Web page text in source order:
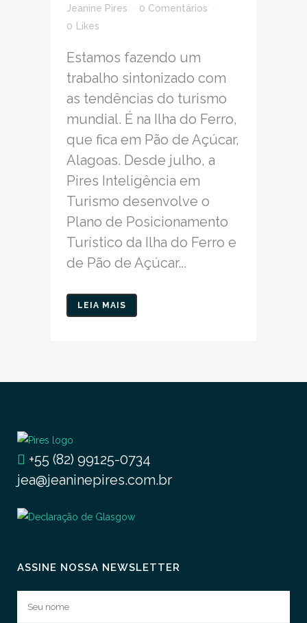
Jeanine Pires
0 Comentários
0
Likes
Estamos fazendo um
trabalho sintonizado com
as tendências do turismo
mundial. É na Ilha do Ferro,
que fica em Pão de Açúcar,
Alagoas. Desde julho, a
Pires Inteligência em
Turismo desenvolve o
Plano de Posicionamento
Turístico da Ilha do Ferro e
de Pão de Açúcar...
LEIA MAIS
+55 (82) 99125-0734
jea@jeaninepires.com.br
ASSINE NOSSA NEWSLETTER